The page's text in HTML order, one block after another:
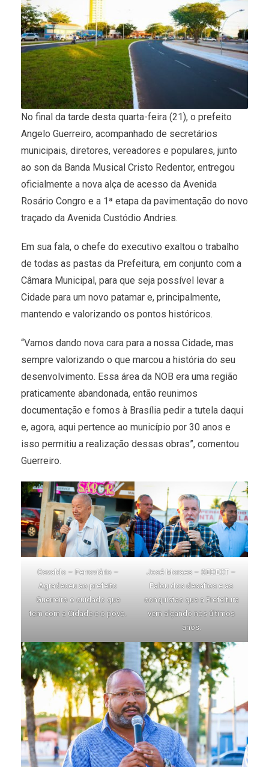
No final da tarde desta quarta-feira (21), o prefeito
Angelo Guerreiro, acompanhado de secretários
municipais, diretores, vereadores e populares, junto
ao son da Banda Musical Cristo Redentor, entregou
oficialmente a nova alça de acesso da Avenida
Rosário Congro e a 1ª etapa da pavimentação do novo
traçado da Avenida Custódio Andries.
Em sua fala, o chefe do executivo exaltou o trabalho
de todas as pastas da Prefeitura, em conjunto com a
Câmara Municipal, para que seja possível levar a
Cidade para um novo patamar e, principalmente,
mantendo e valorizando os pontos históricos.
“Vamos dando nova cara para a nossa Cidade, mas
sempre valorizando o que marcou a história do seu
desenvolvimento. Essa área da NOB era uma região
praticamente abandonada, então reunimos
documentação e fomos à Brasília pedir a tutela daqui
e, agora, aqui pertence ao município por 30 anos e
isso permitiu a realização dessas obras”, comentou
Guerreiro.
Osvaldo – Ferroviário –
Agradeceu ao prefeito
Guerreiro o cuidado que
tem com a Cidade e o povo.
José Moraes – SEDECT –
Falou dos desafios e as
conquistas que a Prefeitura
vem alçando nos últimos
anos.